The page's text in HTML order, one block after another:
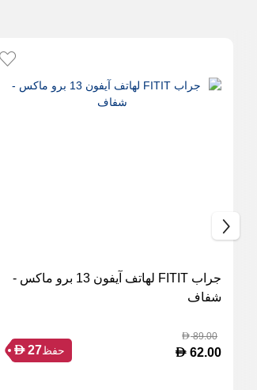
جراب FITIT لهاتف آيفون 13 برو ماكس -
شفاف
D89.00
D 62.00 حفظ D 27